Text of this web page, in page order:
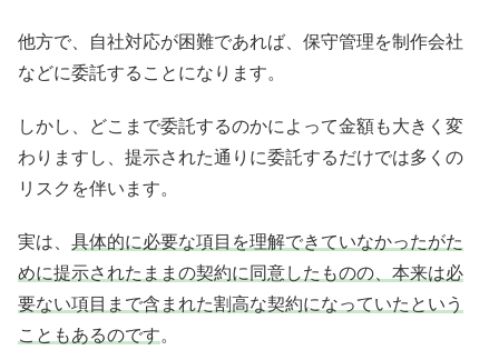
他方で、自社対応が困難であれば、保守管理を制作会社
などに委託することになります。
しかし、どこまで委託するのかによって金額も大きく変
わりますし、提示された通りに委託するだけでは多くの
リスクを伴います。
実は、具体的に必要な項目を理解できていなかったがた
めに提示されたままの契約に同意したものの、本来は必
要ない項目まで含まれた割高な契約になっていたという
こともあるのです。